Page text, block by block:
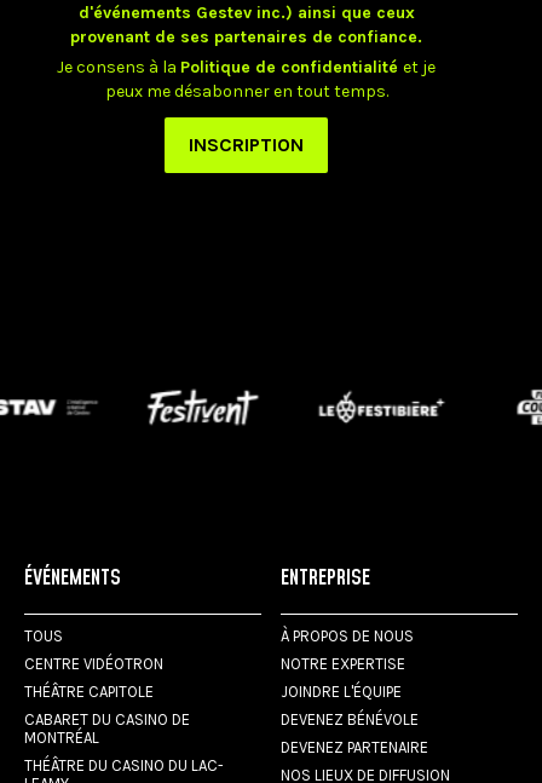
ÉVÉNEMENTS
TOUS
CENTRE VIDÉOTRON
THÉÂTRE CAPITOLE
CABARET DU CASINO DE
MONTRÉAL
THÉÂTRE DU CASINO DU LAC-
ENTREPRISE
À PROPOS DE NOUS
NOTRE EXPERTISE
JOINDRE L'ÉQUIPE
DEVENEZ BÉNÉVOLE
DEVENEZ PARTENAIRE
NOS LIEUX DE DIFFUSION